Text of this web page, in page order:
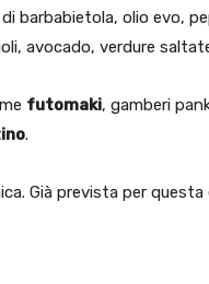
barbabietola, olio evo,
avocado, verdure
futomaki, gamberi
.
Già prevista per